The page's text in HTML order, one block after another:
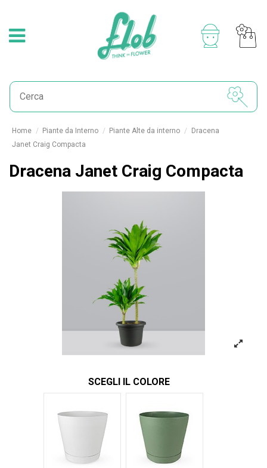
Home Piante da Interno Piante Alte da interno
Dracena
Janet Craig Compacta
Dracena Janet Craig Compacta
SCEGLI IL COLORE